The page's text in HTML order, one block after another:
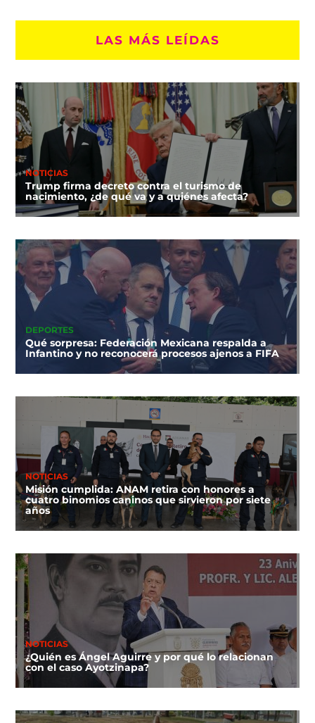
LAS MÁS LEÍDAS
NOTICIAS
Trump firma decreto contra el turismo de
nacimiento, ¿de qué va y a quiénes afecta?
DEPORTES
Qué sorpresa: Federación Mexicana respalda a
Infantino y no reconocerá procesos ajenos a FIFA
NOTICIAS
Misión cumplida: ANAM retira con honores a
cuatro binomios caninos que sirvieron por siete
años
NOTICIAS
¿Quién es Ángel Aguirre y por qué lo relacionan
con el caso Ayotzinapa?